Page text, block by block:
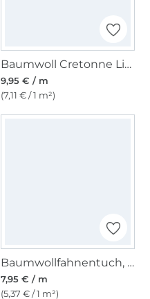
Baumwoll Cretonne Little Dots, altgrün
9,95 € / m
(7,11 € / 1 m²)
Baumwollfahnentuch, schlamm
7,95 € / m
(5,37 € / 1 m²)